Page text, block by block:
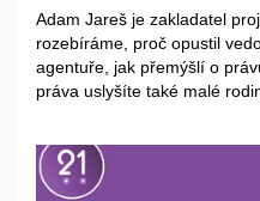
Adam Jareš je zakladatel
rozebíráme, proč opustil
agentuře, jak přemýšlí o
práva uslyšíte také malé